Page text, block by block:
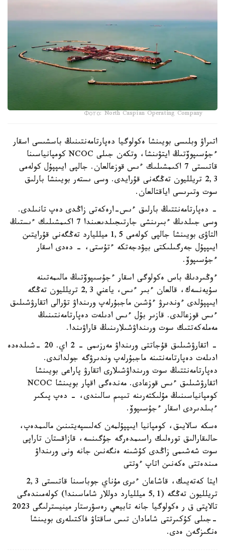
Фото: North Caspian Operating Company
اتىراۋ وبلىسى بويىنشا ەكولوگيا دەپارتامەنتىنىڭ باسشىسى اسقار
ءجۇسىپوۆتىڭ ايتۋىنشا، وتكەن جىلى NCOC كومپانياسىنا
قاتىستى 7 اكىمشىلىك ءىس قوزعالعان. جالپى ايىپپۇل كولەمى
2,3 تريلليون تەڭگەنى قۇرايدى. وسى ىستەر بويىنشا بارلىق
سوت وتىرىسى اياقتالعان.
- دەپارتامەنتتىڭ بارلىق ءىس-ارەكەتى زاڭدى دەپ تانىلدى.
وسى جىلدىڭ ءبىرىنشى جارتىجىلدىعىندا 7 اكىمشىلىك ءىستىڭ
التاۋى بويىنشا جالپى كولەمى 1,5 ميلليارد تەڭگەنى قۇرايتىن
ايىپپۇل جەرگىلىكتى بيۋدجەتكە ءتۇستى، - دەدى اسقار
ءجۇسىپوۆ.
ءوڭىردىڭ باس ەكولوگى اسقار ءجۇسىپوۆتىڭ مالىمەتىنە
سۇيەنسەك، قالعان ءبىر ءىس، ياعني 2,3 تريلليون تەڭگە
ايىپپۇلدى ءوندىرۋ ءۇشىن ماجبۇرلەپ ورىنداۋ تۋرالى اتقارۋشىلىق
ءىس قوزعالدى. قازىر بۇل ءىس ادىلەت دەپارتامەنتىنىڭ
مەملەكەتتىك سوت ورىنداۋشىلارىنىڭ قاراۋىندا.
- اتقارۋشىلىق قۇجاتتى ورىنداۋ مەرزىمى - 2 اي. 20 -شىلدەدە
ادىلەت دەپارتامەنتىنە ماجبۇرلەپ وندىرۋگە جولداندى.
دەپارتامەنتتىڭ سوت ورىنداۋشىلارى اتقارۋ پاراعى بويىنشا
اتقارۋشىلىق ءىس قوزعادى. مەندەگى اقپار بويىنشا NCOC
كومپانياسىنىڭ مۇلىكتەرىنە تىيىم سالىندى، - دەپ پىكىر
ءبىلدىردى اسقار ءجۇسىپوۆ.
ەسكە سالايىق، كومپانيا ايىپپۇلمەن كەلىسپەيتىنىن مالىمدەپ،
حالىقارالىق تورەلىك راسىمدەرگە جۇگىنسە، قازاقستان تاراپى
سوت شەشىمى زاڭدى كۇشىنە ەنگەنىن جانە ونى ورىنداۋ
مىندەتتى ەكەنىن اتاپ ءوتتى
ايتا كەتەيىك، قاشاعان ءىرى مۇناي جوباسىنا قاتىستى 2,3
تريلليون تەڭگە (5,1 ميلليارد دوللار شاماسىندا) كولەمىندەگى
تالاپتى ق ر ەكولوگيا جانە تابيعي رەسۋرستار مينيسترلىگى 2023
-جىلى كۇكىرتتى شامادان تىس ساقتاۋ فاكتىلەرى بويىنشا
ەنگىزگەن ەدى.